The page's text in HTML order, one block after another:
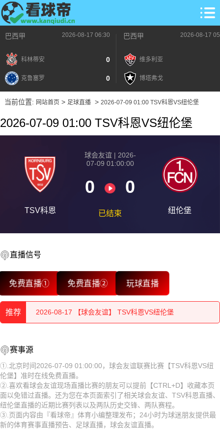
巴西甲 2026-08-17 06:30
科林蒂安 0
克鲁塞罗 0
巴西甲 2026-08-17
维多利亚
博塔弗戈
当前位置: 网站首页> 足球直播> 2026-07-09 01:00 TSV科恩VS纽伦堡
2026-07-09 01:00 TSV科恩VS纽伦堡
TSV科恩
球会友谊 | 2026-
07-09 01:00:00
0 0
已结束 纽伦堡
直播信号
免费直播① 免费直播② 玩球直播
推荐
2026-08-17 【球会友谊】 TSV科恩VS纽伦堡
2026-08-17 【球会友谊】 TSV科恩VS纽伦堡
2026-08-17 【球会友谊】 TSV科恩VS纽伦堡
2026-08-17 【球会友谊】 TSV科恩VS纽伦堡
2026-08-17 【球会友谊】 TSV科恩VS纽伦堡
2026-08-17 【球会友谊】 TSV科恩VS纽伦堡
2026-08-17 【球会友谊】 TSV科恩VS纽伦堡
2026-08-17 【球会友谊】 TSV科恩VS纽伦堡
2026-08-17 【球会友谊】 TSV科恩VS纽伦堡
赛事源
①.北京时间2026-07-09 01:00:00，球会友谊联赛比赛【TSV科恩VS纽
伦堡】准时在线免费直播。
②.喜欢看球会友谊现场直播比赛的朋友可以提前【CTRL+D】收藏本页
面以免错过直播。还为您在本页面索引了相关球会友谊、TSV科恩直播、
纽伦堡直播的近期比赛列表以及两队历史交锋、两队赛程。
③.页面内容由『看球帝』体育小编整理发布；24小时为球迷朋友提供最
新的体育赛事直播预告、足球直播，球会友谊直播。